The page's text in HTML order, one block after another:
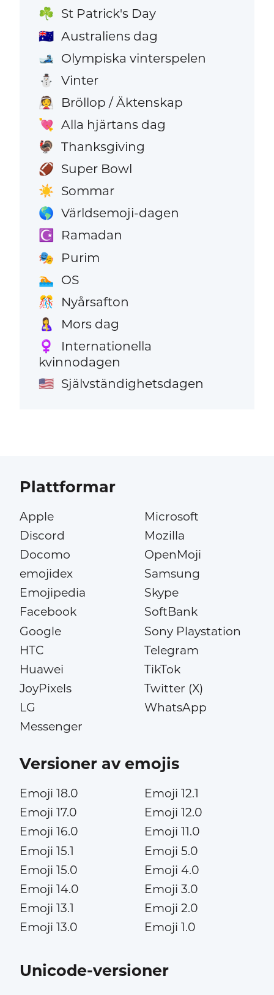
☘️ St Patrick's Day
🇦🇺 Australiens dag
🎿 Olympiska vinterspelen
⛄ Vinter
👰 Bröllop / Äktenskap
💘 Alla hjärtans dag
🦃 Thanksgiving
🏈 Super Bowl
☀️ Sommar
🌎 Världsemoji-dagen
☪️ Ramadan
🎭 Purim
🏊 OS
🎊 Nyårsafton
🤱 Mors dag
♀️
Internationella
kvinnodagen
🇺🇸 Självständighetsdagen
Plattformar
Apple
Discord
Docomo
emojidex
Emojipedia
Facebook
Google
HTC
Huawei
JoyPixels
LG
Messenger
Microsoft
Mozilla
OpenMoji
Samsung
Skype
SoftBank
Sony Playstation
Telegram
TikTok
Twitter (X)
WhatsApp
Versioner av emojis
Emoji 18.0
Emoji 17.0
Emoji 16.0
Emoji 15.1
Emoji 15.0
Emoji 14.0
Emoji 13.1
Emoji 13.0
Emoji 12.1
Emoji 12.0
Emoji 11.0
Emoji 5.0
Emoji 4.0
Emoji 3.0
Emoji 2.0
Emoji 1.0
Unicode-versioner